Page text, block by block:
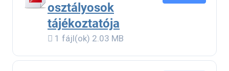
osztályosok
tájékoztatója
1 fájl(ok) 2.03 MB